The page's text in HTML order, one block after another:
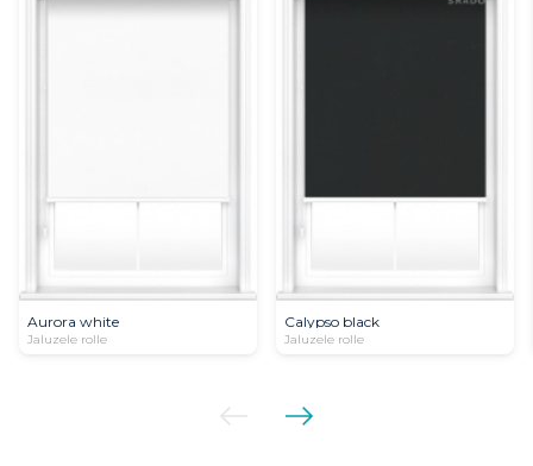
Aurora white
Jaluzele rolle
Calypso black
Jaluzele rolle